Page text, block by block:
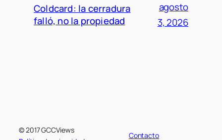
Coldcard: la cerradura
falló, no la propiedad
agosto
3, 2026
© 2017 GCCViews
Contacto